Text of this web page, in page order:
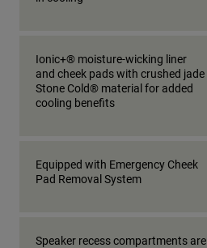
Ionic+® moisture-wicking liner
and cheek pads with crushed jade
Stone Cold® material for added
cooling benefits
Equipped with Emergency Cheek
Pad Removal System
Speaker recess compartments are